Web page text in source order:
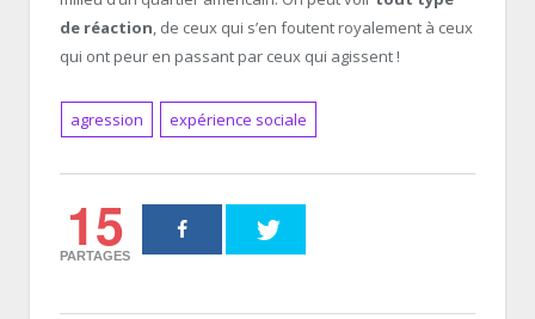
de réaction, de ceux qui s’en foutent royalement à ceux
qui ont peur en passant par ceux qui agissent !
agression expérience sociale
15
PARTAGES